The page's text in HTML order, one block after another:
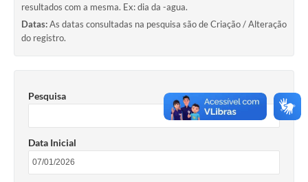
resultados com a mesma. Ex: dia da -agua.
Datas:As datas consultadas na pesquisa são de Criação / Alteração
do registro.
Pesquisa
Data Inicial